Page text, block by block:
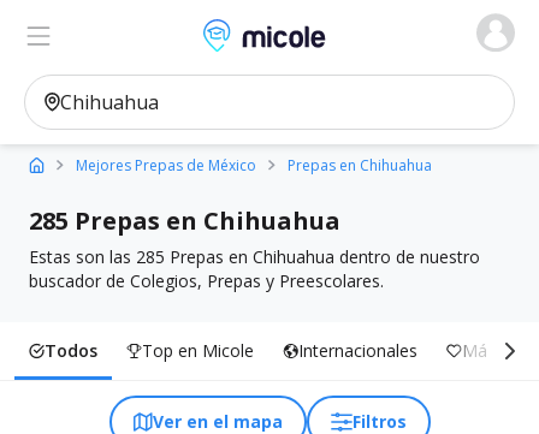
Micole, buscador de colegios
Ver en el mapa
Mejores Prepas de México Prepas en Chihuahua
285 Prepas en Chihuahua
Estas son las 285 Prepas en Chihuahua dentro de nuestro
buscador de Colegios, Prepas y Preescolares.
Todos Top en Micole Internacionales Más
Ver en el mapa Filtros